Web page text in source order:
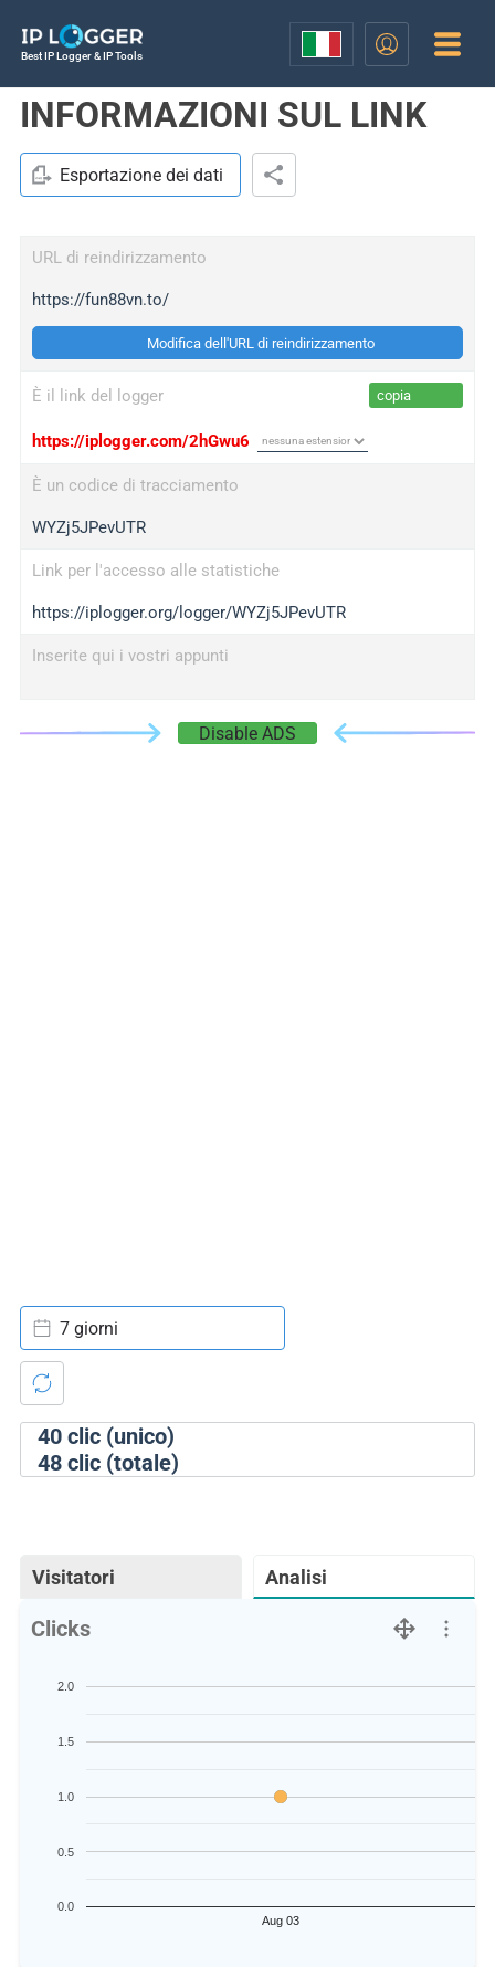
Best IP Logger & IP Tools
INFORMAZIONI SUL LINK
Esportazione dei dati
URL di reindirizzamento
https://fun88vn.to/
Modifica dell'URL di reindirizzamento
È il link del logger copia
https://iplogger.com/2hGwu6
È un codice di tracciamento
WYZj5JPevUTR
Link per l'accesso alle statistiche
https://iplogger.org/logger/WYZj5JPevUTR
Inserite qui i vostri appunti
Disable ADS
40clic (unico)
48clic (totale)
7 giorni
Visitatori Analisi
Clicks
Aug 03
0.0
0.5
1.0
1.5
2.0